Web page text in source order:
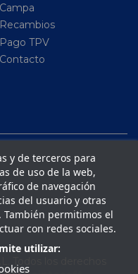
Campa
Recambios
Pago TPV
Contacto
y de terceros para
de uso de la web,
de navegación
del usuario y otras
permitimos el
con redes sociales.
utilizar: